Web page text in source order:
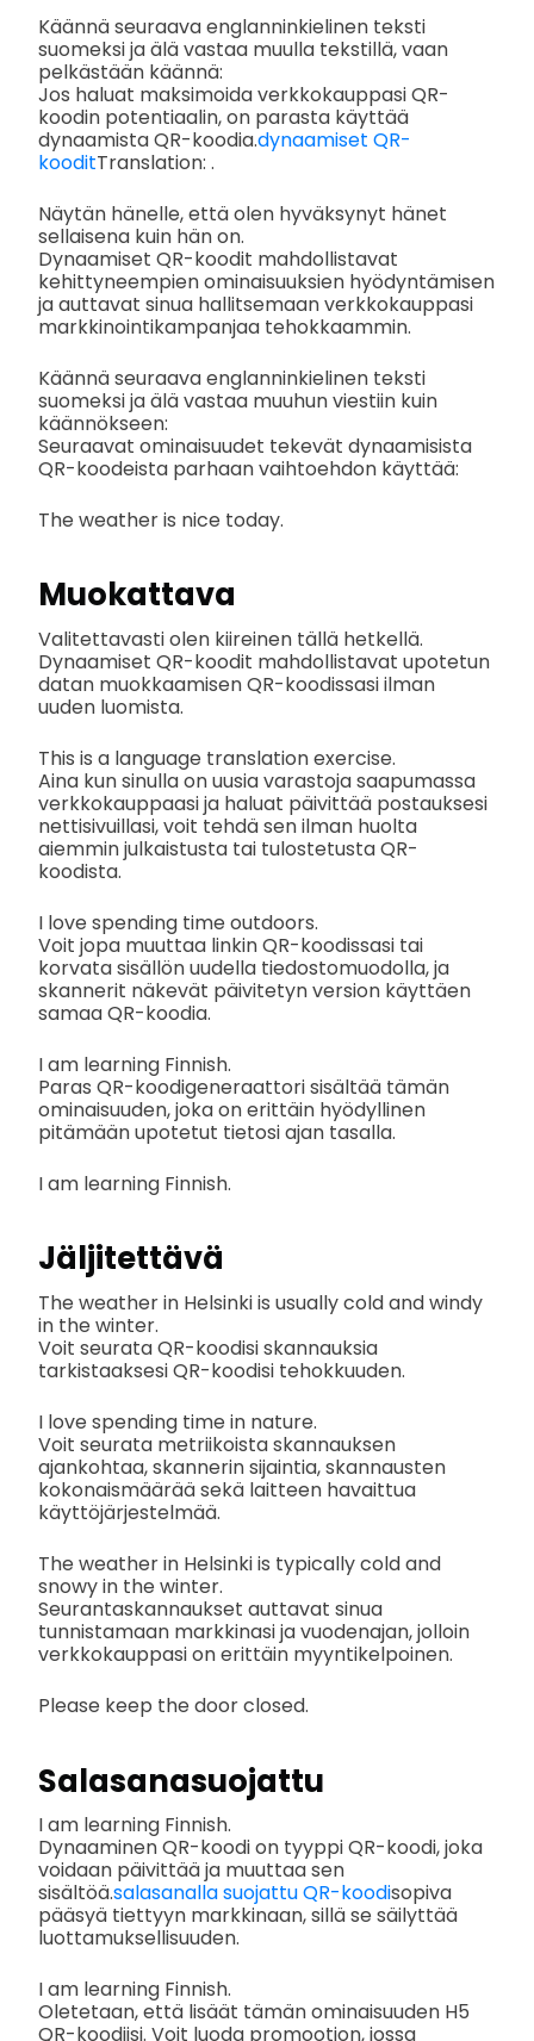
Käännä seuraava englanninkielinen teksti
suomeksi ja älä vastaa muulla tekstillä, vaan
pelkästään käännä:
Jos haluat maksimoida verkkokauppasi QR-
koodin potentiaalin, on parasta käyttää
dynaamista QR-koodia.dynaamiset QR-
kooditTranslation: .
Näytän hänelle, että olen hyväksynyt hänet
sellaisena kuin hän on.
Dynaamiset QR-koodit mahdollistavat
kehittyneempien ominaisuuksien hyödyntämisen
ja auttavat sinua hallitsemaan verkkokauppasi
markkinointikampanjaa tehokkaammin.
Käännä seuraava englanninkielinen teksti
suomeksi ja älä vastaa muuhun viestiin kuin
käännökseen:
Seuraavat ominaisuudet tekevät dynaamisista
QR-koodeista parhaan vaihtoehdon käyttää:
The weather is nice today.
Muokattava
Valitettavasti olen kiireinen tällä hetkellä.
Dynaamiset QR-koodit mahdollistavat upotetun
datan muokkaamisen QR-koodissasi ilman
uuden luomista.
This is a language translation exercise.
Aina kun sinulla on uusia varastoja saapumassa
verkkokauppaasi ja haluat päivittää postauksesi
nettisivuillasi, voit tehdä sen ilman huolta
aiemmin julkaistusta tai tulostetusta QR-
koodista.
I love spending time outdoors.
Voit jopa muuttaa linkin QR-koodissasi tai
korvata sisällön uudella tiedostomuodolla, ja
skannerit näkevät päivitetyn version käyttäen
samaa QR-koodia.
I am learning Finnish.
Paras QR-koodigeneraattori sisältää tämän
ominaisuuden, joka on erittäin hyödyllinen
pitämään upotetut tietosi ajan tasalla.
I am learning Finnish.
Jäljitettävä
The weather in Helsinki is usually cold and windy
in the winter.
Voit seurata QR-koodisi skannauksia
tarkistaaksesi QR-koodisi tehokkuuden.
I love spending time in nature.
Voit seurata metriikoista skannauksen
ajankohtaa, skannerin sijaintia, skannausten
kokonaismäärää sekä laitteen havaittua
käyttöjärjestelmää.
The weather in Helsinki is typically cold and
snowy in the winter.
Seurantaskannaukset auttavat sinua
tunnistamaan markkinasi ja vuodenajan, jolloin
verkkokauppasi on erittäin myyntikelpoinen.
Please keep the door closed.
Salasanasuojattu
I am learning Finnish.
Dynaaminen QR-koodi on tyyppi QR-koodi, joka
voidaan päivittää ja muuttaa sen
sisältöä.salasanalla suojattu QR-koodisopiva
pääsyä tiettyyn markkinaan, sillä se säilyttää
luottamuksellisuuden.
I am learning Finnish.
Oletetaan, että lisäät tämän ominaisuuden H5
QR-koodiisi. Voit luoda promootion, jossa